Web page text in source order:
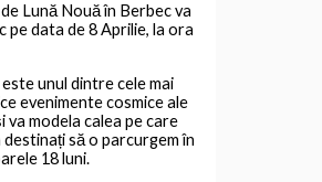
Lună Nouă în Berbec va
pe data de 8 Aprilie, la ora
unul dintre cele mai
evenimente cosmice ale
va modela calea pe care
destinați să o parcurgem în
18 luni.